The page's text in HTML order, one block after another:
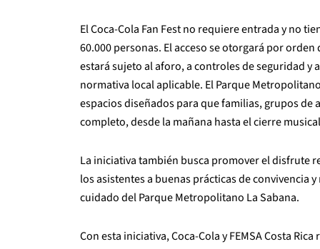
El Coca-Cola Fan Fest no requiere entrada y no
60.000 personas. El acceso se otorgará por
estará sujeto al aforo, a controles de seguridad
normativa local aplicable. El Parque
espacios diseñados para que familias, grupos
completo, desde la mañana hasta el cierre
La iniciativa también busca promover el disfrute
los asistentes a buenas prácticas de
cuidado del Parque Metropolitano La Sabana.
Con esta iniciativa, Coca-Cola y FEMSA Costa